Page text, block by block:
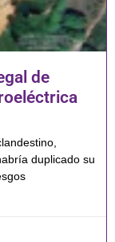
de
duplicado su